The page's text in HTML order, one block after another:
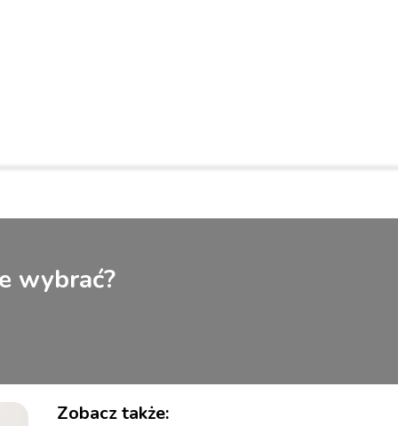
wybrać?
Zobacz także: